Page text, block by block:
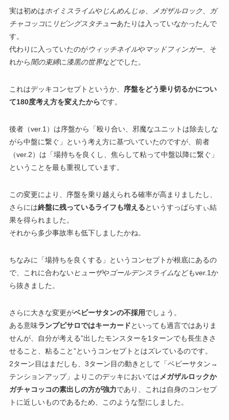
実は初めはホイミスライムやじんめんじゅ、 メガザルロック、
ガ
チャコッコに リビングスタチューあたりは入っていなかったんで
す。
代わりに入っていたのがウィッチネイルやマッドフィンガー、そ
れから闇の束縛に漆黒の世界などでした。
これはデッキコンセプトというか、 序盤をどう乗り切るかについ
て180度考え方を変えたからです。
後者（ver.1）は序盤から「殴り合い、邪魔なユニットは除去しな
がら中盤に繋ぐ」という考え方に基づいていたのですが、前者
（ver.2）は「場持ちを良くし、焦らして粘って中盤以降に繋ぐ」
ということを最も重視しています。
この変更により、序盤を乗り越えられる確率が高まりましたし、
さらには終盤に残っているライフも増えるというすっばらすぃ結
果を得られました。
それから多少事故率も低下しましたかね。
ちなみに「場持ちを良くする」というコンセプトが根底にあるの
で、これに合わないヒューザやゴールデンスライムなどもver.1か
ら抜きました。
さらに大きな変更がベビーサタンの不採用でしょう。
ある意味ランプピサロではキーカードといっても過言ではありま
せんが、自分が考える”出したモンスターを1ターンでも長生きさ
せること、粘ること”というコンセプトとはズレているのです。
2ターン目はまだしも、3ターン目の動きとして「ベビーサタン→
テンションアップ」よりこのデッキにおいてはメガザルロックか
ガチャコッコの素出しの方が強力であり、これは自身のコンセプ
トに近しいものであるため、このような型にしました。